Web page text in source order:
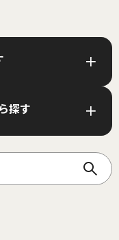
探す